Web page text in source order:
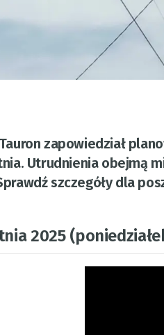
Tauron zapowiedział
Utrudnienia obejmą
szczegóły dla
2025